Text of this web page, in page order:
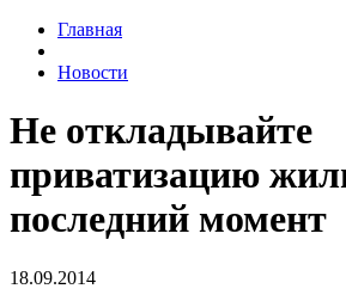
Главная
Новости
Не откладывайте
приватизацию
последний момент
18.09.2014